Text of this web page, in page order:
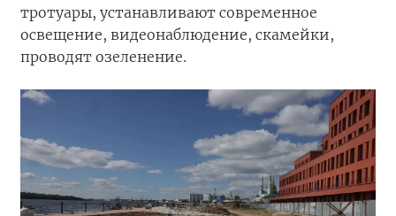
тротуары, устанавливают современное
освещение, видеонаблюдение, скамейки,
проводят озеленение.